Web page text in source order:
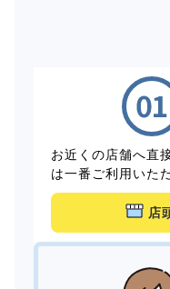
お近くの店舗へ直
は一番ご利用いた
店